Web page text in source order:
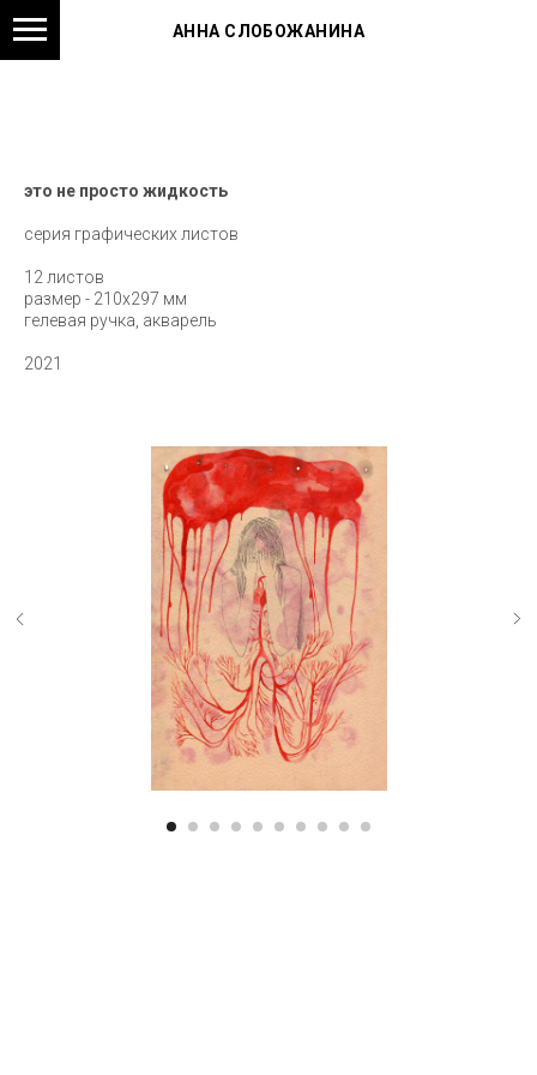
АННА СЛОБОЖАНИНА
это не просто жидкость
серия графических листов
12 листов
размер - 210х297 мм
гелевая ручка, акварель
2021